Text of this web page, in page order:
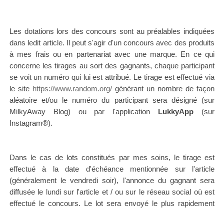
Les dotations lors des concours sont au préalables indiquées
dans ledit article. Il peut s'agir d'un concours avec des produits
à mes frais ou en partenariat avec une marque. En ce qui
concerne les tirages au sort des gagnants, chaque participant
se voit un numéro qui lui est attribué. Le tirage est effectué via
le site https://www.random.org/générant un nombre de façon
aléatoire et/ou le numéro du participant sera désigné (sur
MilkyAway Blog) ou par l'application LukkyApp (sur
Instagram®).
Dans le cas de lots constitués par mes soins, le tirage est
effectué à la date d'échéance mentionnée sur l'article
(généralement le vendredi soir), l'annonce du gagnantsera
diffusée le lundi sur l'article et / ou sur le réseau social où est
effectué le concours. Le lot sera envoyé le plus rapidement